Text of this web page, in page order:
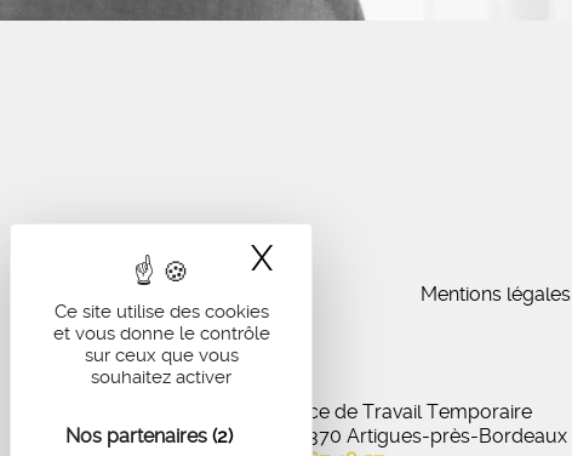
Ce site utilise des cookies
et vous donne le contrôle
sur ceux que vous
souhaitez activer
Nos partenaires (2)
X
Mentions légales
IA Recrutement - Agence de Travail Temporaire
27 Avenue de Virecourt, 33370 Artigues-près-Bordeaux